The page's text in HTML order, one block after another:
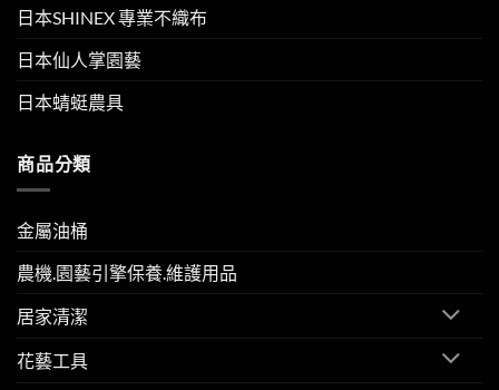
日本SHINEX 專業不織布
日本仙人掌園藝
日本蜻蜓農具
商品分類
金屬油桶
農機.園藝引擎保養.維護用品
居家清潔
花藝工具